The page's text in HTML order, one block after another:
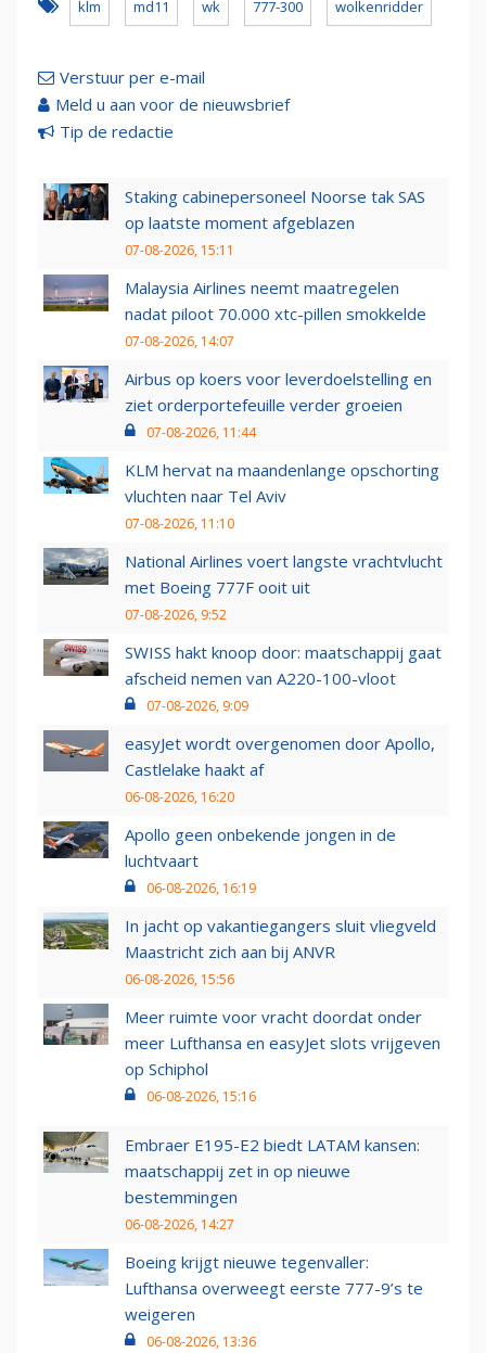
klm md11 wk 777-300 wolkenridder
Verstuur per e-mail
Meld u aan voor de nieuwsbrief
Tip de redactie
Staking cabinepersoneel Noorse tak SAS
op laatste moment afgeblazen
07-08-2026, 15:11
Malaysia Airlines neemt maatregelen
nadat piloot 70.000 xtc-pillen smokkelde
07-08-2026, 14:07
Airbus op koers voor leverdoelstelling en
ziet orderportefeuille verder groeien
07-08-2026, 11:44
KLM hervat na maandenlange opschorting
vluchten naar Tel Aviv
07-08-2026, 11:10
National Airlines voert langste vrachtvlucht
met Boeing 777F ooit uit
07-08-2026, 9:52
SWISS hakt knoop door: maatschappij gaat
afscheid nemen van A220-100-vloot
07-08-2026, 9:09
easyJet wordt overgenomen door Apollo,
Castlelake haakt af
06-08-2026, 16:20
Apollo geen onbekende jongen in de
luchtvaart
06-08-2026, 16:19
In jacht op vakantiegangers sluit vliegveld
Maastricht zich aan bij ANVR
06-08-2026, 15:56
Meer ruimte voor vracht doordat onder
meer Lufthansa en easyJet slots vrijgeven
op Schiphol
06-08-2026, 15:16
Embraer E195-E2 biedt LATAM kansen:
maatschappij zet in op nieuwe
bestemmingen
06-08-2026, 14:27
Boeing krijgt nieuwe tegenvaller:
Lufthansa overweegt eerste 777-9’s te
weigeren
06-08-2026, 13:36